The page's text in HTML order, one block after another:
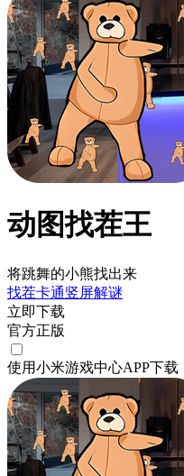
动图找茬王
将跳舞的小熊找出来
找茬卡通竖屏解谜
立即下载
官方正版
使用小米游戏中心APP下载